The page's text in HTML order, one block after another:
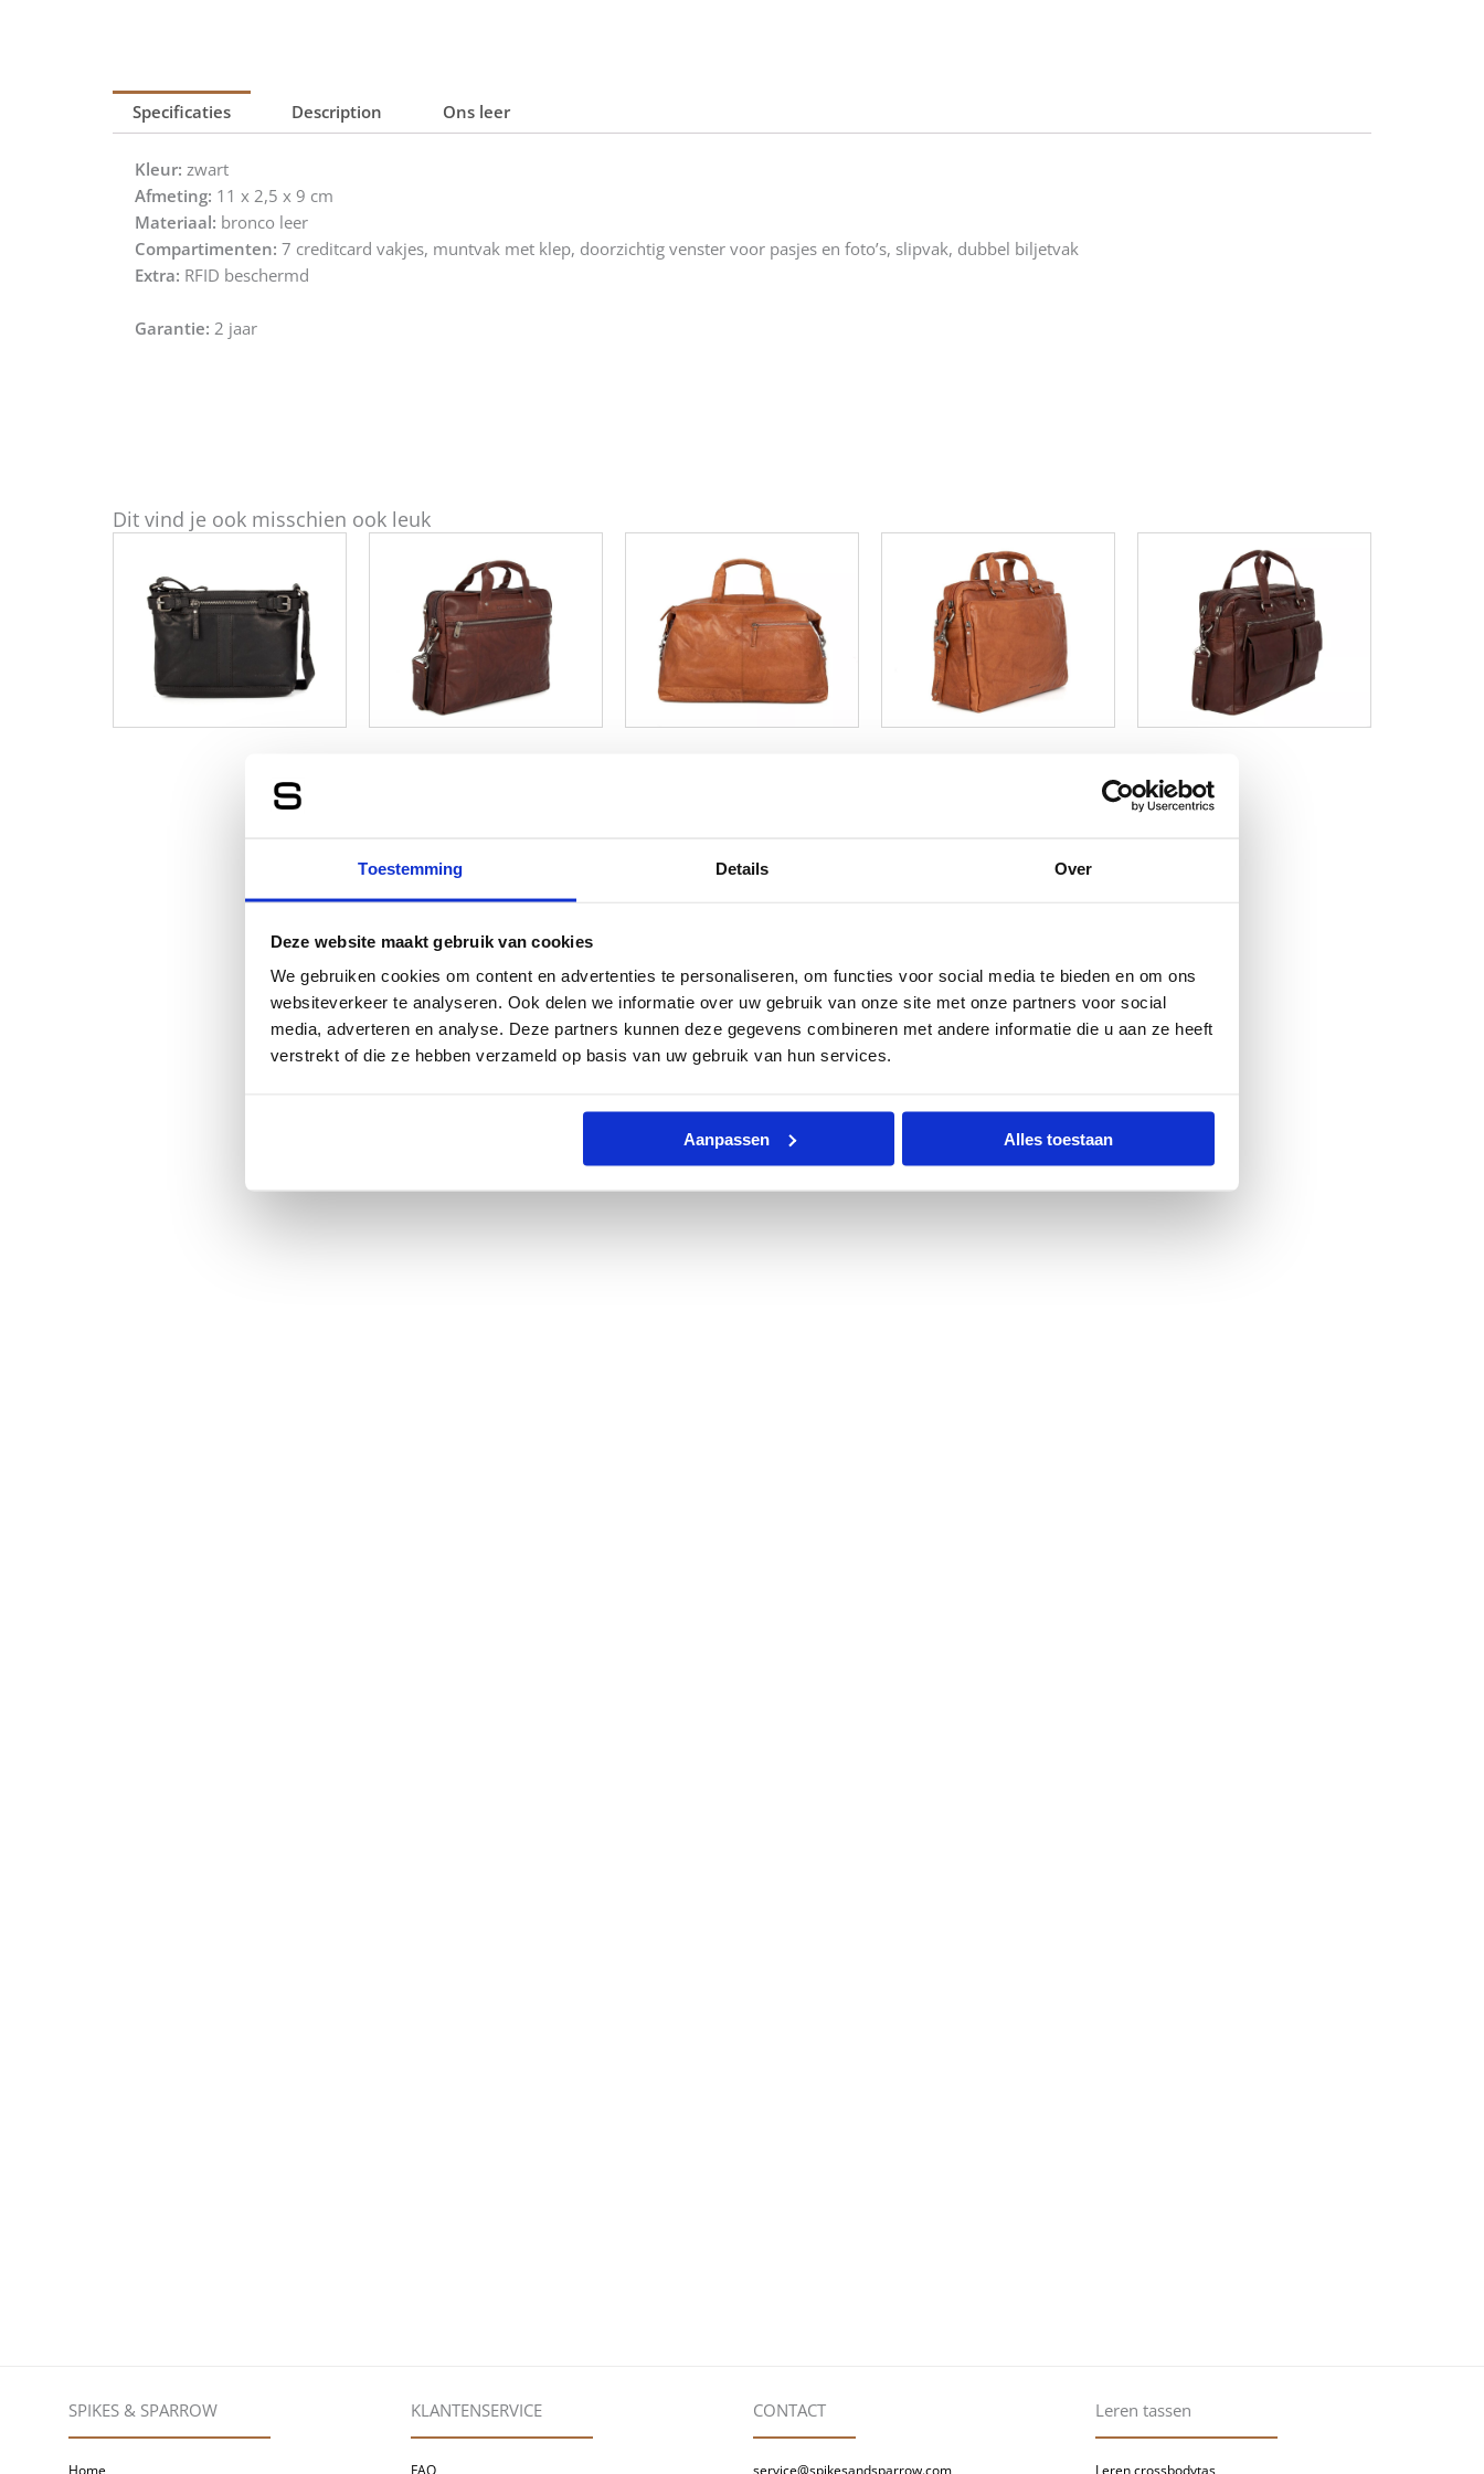
Toestemming Details Over
Deze website maakt gebruik van cookies
We gebruiken cookies om content en advertenties te personaliseren, om functies voor social media te bieden en om ons
websiteverkeer te analyseren. Ook delen we informatie over uw gebruik van onze site met onze partners voor social
media, adverteren en analyse. Deze partners kunnen deze gegevens combineren met andere informatie die u aan ze heeft
verstrekt of die ze hebben verzameld op basis van uw gebruik van hun services.
Aanpassen Alles toestaan
Specificaties Description Ons leer
Kleur: zwart
Afmeting: 11 x 2,5 x 9 cm
Materiaal: bronco leer
Compartimenten: 7 creditcard vakjes, muntvak met klep, doorzichtig venster voor pasjes en foto’s, slipvak, dubbel biljetvak
Extra: RFID beschermd
Garantie: 2 jaar
Dit vind je ook misschien ook leuk
SPIKES & SPARROW
Home
KLANTENSERVICE
FAQ
CONTACT
service@spikesandsparrow.com
Leren tassen
Leren crossbodytas